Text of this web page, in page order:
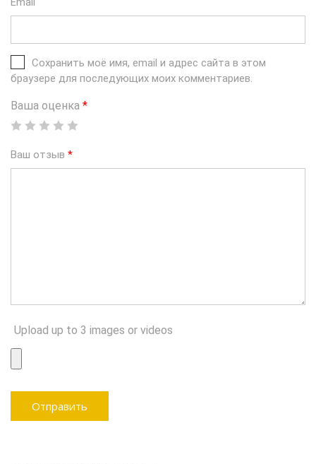
Сохранить моё имя, email и адрес сайта в этом
браузере для последующих моих комментариев.
Ваша оценка *
Ваш отзыв *
Upload up to 3 images or videos